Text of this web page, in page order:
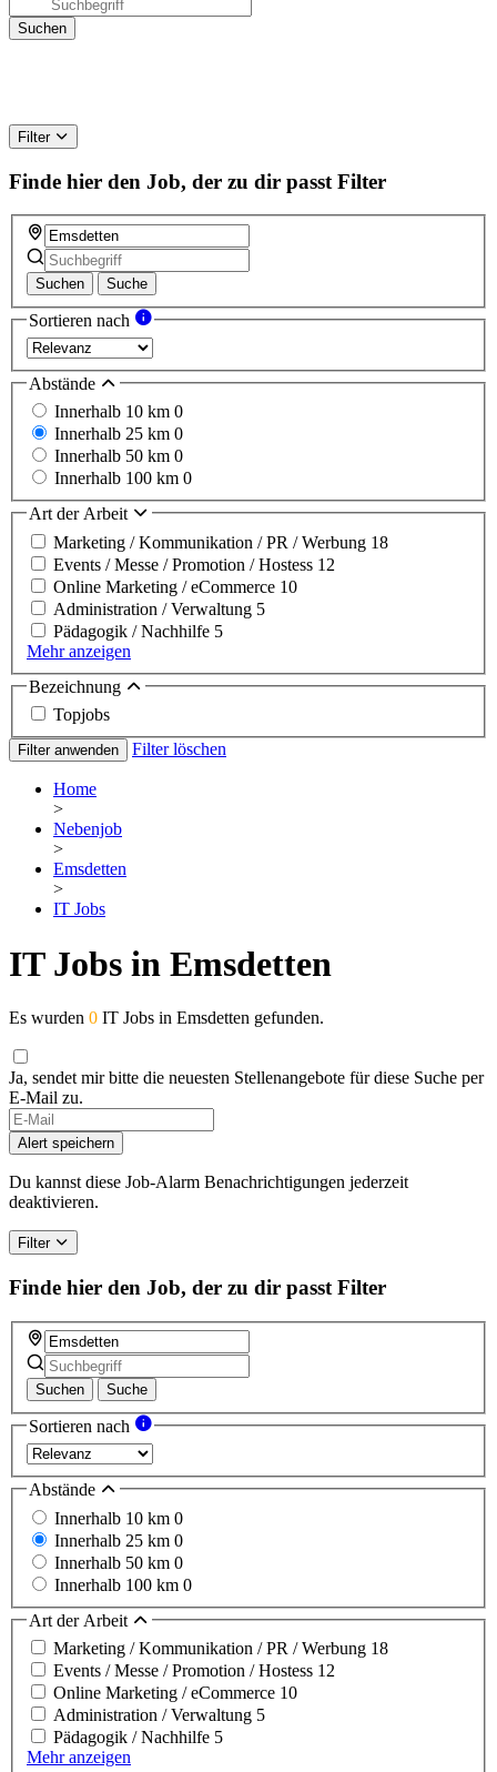
Filter
Finde hier den Job, der zu dir passt Filter
Suchen Suche
Sortieren nach
Abstände
Innerhalb 10 km 0
Innerhalb 25 km 0
Innerhalb 50 km 0
Innerhalb 100 km 0
Art der Arbeit
Marketing / Kommunikation / PR / Werbung 18
Events / Messe / Promotion / Hostess 12
Online Marketing / eCommerce 10
Administration / Verwaltung 5
Pädagogik / Nachhilfe 5
Mehr anzeigen
Bezeichnung
Topjobs
Filter anwenden Filter löschen
Home
>
Nebenjob
>
Emsdetten
>
IT Jobs
IT Jobs in Emsdetten
Es wurden 0 IT Jobs in Emsdetten gefunden.
Ja, sendet mir bitte die neuesten Stellenangebote für diese Suche per
E-Mail zu.
Alert speichern
Du kannst diese Job-Alarm Benachrichtigungen jederzeit
deaktivieren.
Filter
Finde hier den Job, der zu dir passt Filter
Suchen Suche
Sortieren nach
Abstände
Innerhalb 10 km 0
Innerhalb 25 km 0
Innerhalb 50 km 0
Innerhalb 100 km 0
Art der Arbeit
Marketing / Kommunikation / PR / Werbung 18
Events / Messe / Promotion / Hostess 12
Online Marketing / eCommerce 10
Administration / Verwaltung 5
Pädagogik / Nachhilfe 5
Mehr anzeigen